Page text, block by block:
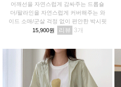
어깨선을 자연스럽게 감싸주는 드롭숄
더/팔라인을 자연스럽게 커버해주는 와
이드 소매/군살 걱정 없이 편안한 박시핏
15,900원
리뷰 3